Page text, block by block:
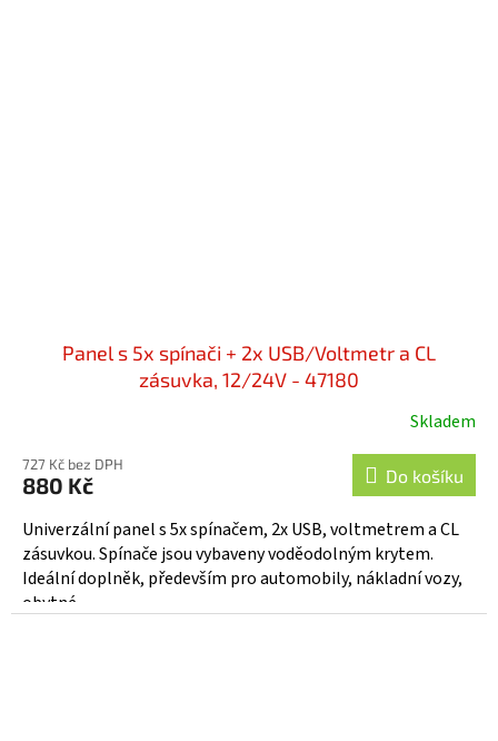
Panel s 5x spínači + 2x USB/Voltmetr a CL
zásuvka, 12/24V - 47180
Skladem
727 Kč bez DPH
880 Kč Do košíku
Univerzální panel s 5x spínačem, 2x USB, voltmetrem a CL
zásuvkou. Spínače jsou vybaveny voděodolným krytem.
Ideální doplněk, především pro automobily, nákladní vozy,
obytné...